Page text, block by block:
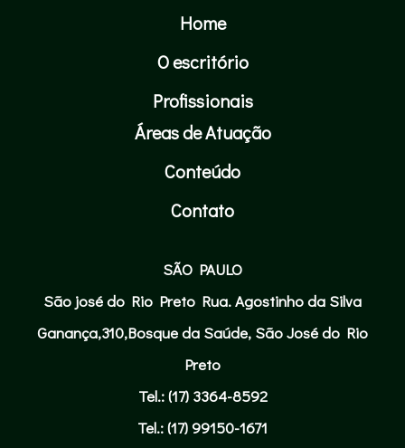
Home
O escritório
Profissionais
Áreas de Atuação
Conteúdo
Contato
SÃO PAULO
São josé do Rio Preto Rua. Agostinho da Silva
Ganança,310,Bosque da Saúde, São José do Rio
Preto
Tel.: (17) 3364-8592
Tel.: (17) 99150-1671